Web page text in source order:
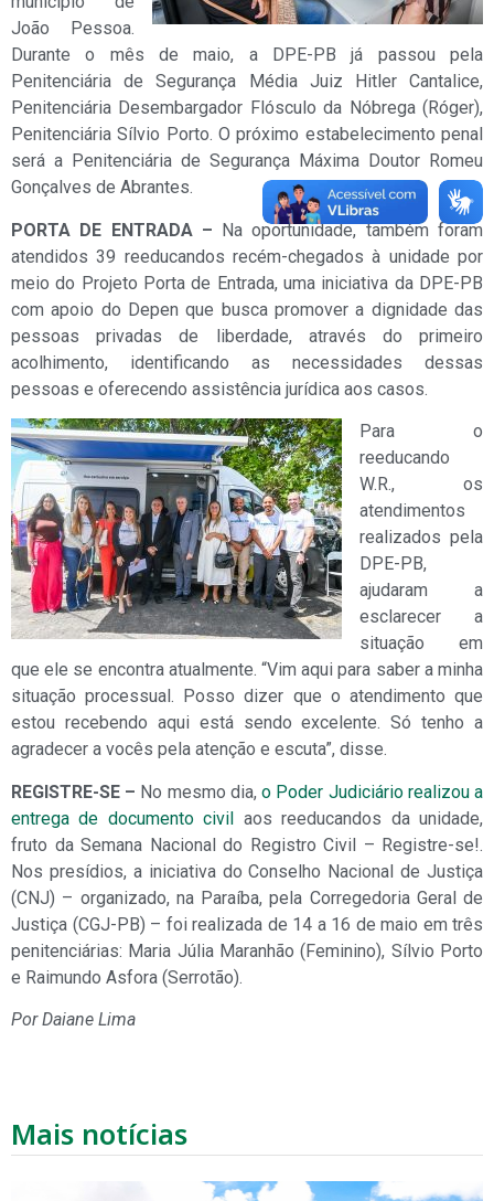
João Pessoa.
Durante o mês de maio, a DPE-PB já passou pela
Penitenciária de Segurança Média Juiz Hitler Cantalice,
Penitenciária Desembargador Flósculo da Nóbrega (Róger),
Penitenciária Sílvio Porto. O próximo estabelecimento penal
será a Penitenciária de Segurança Máxima Doutor Romeu
Gonçalves de Abrantes.
PORTA DE ENTRADA – Na oportunidade, também foram
atendidos 39 reeducandos recém-chegados à unidade por
meio do Projeto Porta de Entrada, uma iniciativa da DPE-PB
com apoio do Depen que busca promover a dignidade das
pessoas privadas de liberdade, através do primeiro
acolhimento, identificando as necessidades dessas
pessoas e oferecendo assistência jurídica aos casos.
Para o
reeducando
W.R., os
atendimentos
realizados pela
DPE-PB,
ajudaram a
esclarecer a
situação em
que ele se encontra atualmente. “Vim aqui para saber a minha
situação processual. Posso dizer que o atendimento que
estou recebendo aqui está sendo excelente. Só tenho a
agradecer a vocês pela atenção e escuta”, disse.
REGISTRE-SE – No mesmo dia,o Poder Judiciário realizou a
entrega de documento civil aos reeducandos da unidade,
fruto da Semana Nacional do Registro Civil – Registre-se!.
Nos presídios, a iniciativa do Conselho Nacional de Justiça
(CNJ) – organizado, na Paraíba, pela Corregedoria Geral de
Justiça (CGJ-PB) – foi realizada de 14 a 16 de maio em três
penitenciárias: Maria Júlia Maranhão (Feminino), Sílvio Porto
e Raimundo Asfora (Serrotão).
Por Daiane Lima
Mais notícias